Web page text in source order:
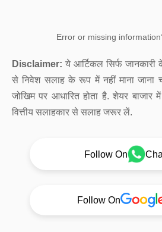
Error or missing
Disclaimer: ये आर्टिकल सिर्फ
से निवेश सलाह के रूप में नहीं माना जाना
जोखिम पर आधारित होता है. शेयर
वित्तीय सलाहकार से सलाह जरूर लें.
Follow On
Follow On